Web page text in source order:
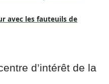
avec les fauteuils de
d’intérêt de la